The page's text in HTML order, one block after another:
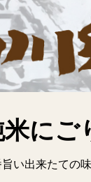
にご
い出来たての